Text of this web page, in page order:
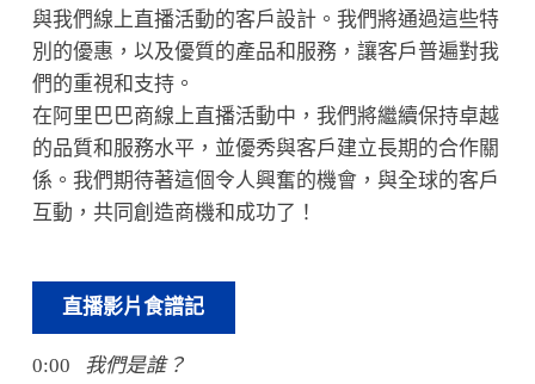
與我們線上直播活動的客戶設計。我們將通過這些特
別的優惠，以及優質的產品和服務，讓客戶普遍對我
們的重視和支持。
在阿里巴巴商線上直播活動中，我們將繼續保持卓越
的品質和服務水平，並優秀與客戶建立長期的合作關
係。我們期待著這個令人興奮的機會，與全球的客戶
互動，共同創造商機和成功了！
直播影片食譜記
0:00 我們是誰？